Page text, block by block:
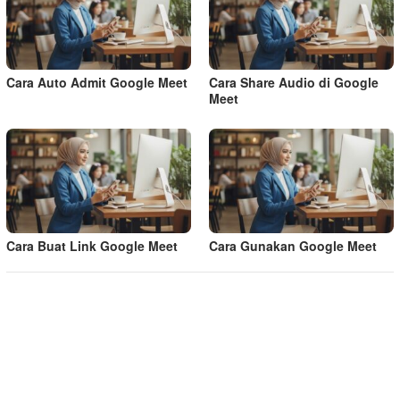
Cara Auto Admit Google Meet
Cara Share Audio di Google
Meet
Cara Buat Link Google Meet Cara Gunakan Google Meet